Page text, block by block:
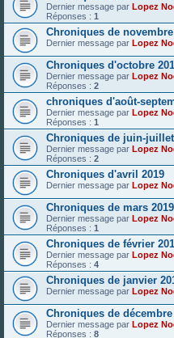
Dernier message par Lopez
Réponses : 1
Chroniques de novembre
Dernier message par Lopez
Chroniques d'octobre
Dernier message par Lopez
Réponses : 2
chroniques d'août-
Dernier message par Lopez
Réponses : 1
Chroniques de juin-juillet
Dernier message par Lopez
Réponses : 2
Chroniques d'avril 2019
Dernier message par Lopez
Chroniques de mars 2019
Dernier message par Lopez
Réponses : 1
Chroniques de février
Dernier message par Lopez
Réponses : 4
Chroniques de janvier
Dernier message par Lopez
Chroniques de décembre
Dernier message par Lopez
Réponses : 8